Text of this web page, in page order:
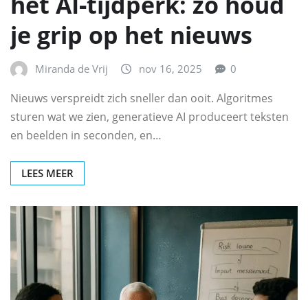
je grip op het nieuws
Miranda de Vrij nov 16, 2025 0
Nieuws verspreidt zich sneller dan ooit. Algoritmes
sturen wat we zien, generatieve AI produceert teksten
en beelden in seconden, en…
LEES MEER